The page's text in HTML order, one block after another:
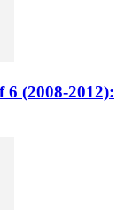
6 (2008-2012):